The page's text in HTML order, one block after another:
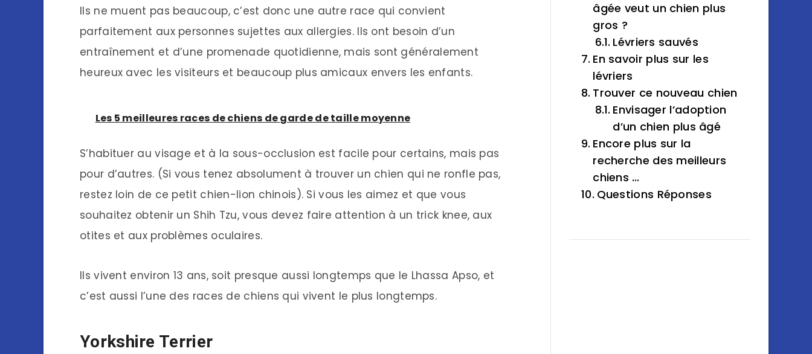
Ils ne muent pas beaucoup, c’est donc une autre race qui convient
parfaitement aux personnes sujettes aux allergies. Ils ont besoin d’un
entraînement et d’une promenade quotidienne, mais sont généralement
heureux avec les visiteurs et beaucoup plus amicaux envers les enfants.
Les 5 meilleures races de chiens de garde de taille moyenne
S’habituer au visage et à la sous-occlusion est facile pour certains, mais pas
pour d’autres. (Si vous tenez absolument à trouver un chien qui ne ronfle pas,
restez loin de ce petit chien-lion chinois). Si vous les aimez et que vous
souhaitez obtenir un Shih Tzu, vous devez faire attention à un trick knee, aux
otites et aux problèmes oculaires.
Ils vivent environ 13 ans, soit presque aussi longtemps que le Lhassa Apso, et
c’est aussi l’une des races de chiens qui vivent le plus longtemps.
Yorkshire Terrier
âgée veut un chien plus
gros ?
Lévriers sauvés
En savoir plus sur les
lévriers
Trouver ce nouveau chien
Envisager l’adoption
d’un chien plus âgé
Encore plus sur la
recherche des meilleurs
chiens …
Questions Réponses